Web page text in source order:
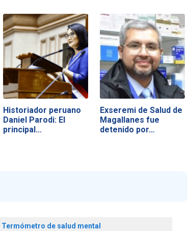
Historiador peruano
Daniel Parodi: El
principal…
Exseremi de Salud de
Magallanes fue
detenido por…
Termómetro de salud mental